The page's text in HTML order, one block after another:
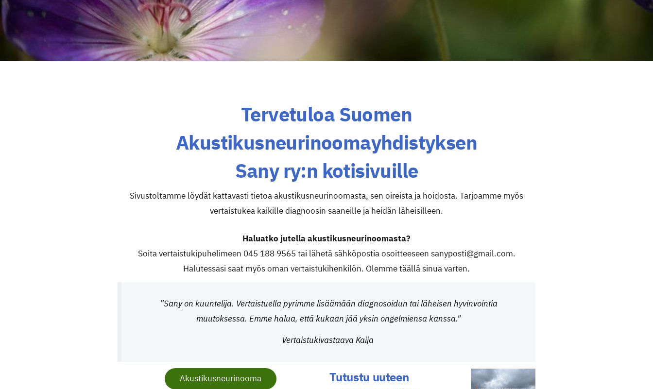
Tervetuloa Suomen
Akustikusneurinoomayhdistyksen
Sany ry:n kotisivuille
Sivustoltamme löydät kattavasti tietoa akustikusneurinoomasta, sen oireista ja hoidosta. Tarjoamme myös
vertaistukea kaikille diagnoosin saaneille ja heidän läheisilleen.
Haluatko jutella akustikusneurinoomasta?
Soita vertaistukipuhelimeen 045 188 9565 tai lähetä sähköpostia osoitteeseen sanyposti@gmail.com.
Halutessasi saat myös oman vertaistukihenkilön. Olemme täällä sinua varten.
”Sany on kuuntelija. Vertaistuella pyrimme lisäämään diagnosoidun tai läheisen hyvinvointia
muutoksessa. Emme halua, että kukaan jää yksin ongelmiensa kanssa."
Vertaistukivastaava Kaija
Akustikusneurinooma
Tutustu uuteen